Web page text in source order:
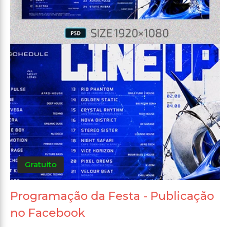
Gratuito
Programação da Festa - Publicação
no Facebook